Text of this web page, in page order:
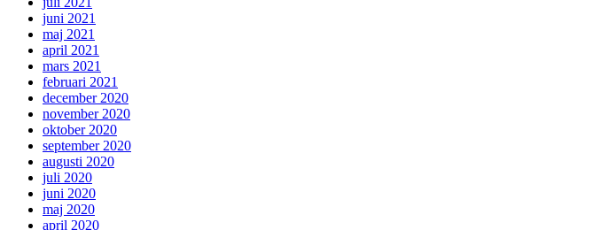
juni 2021
maj 2021
april 2021
mars 2021
februari 2021
december 2020
november 2020
oktober 2020
september 2020
augusti 2020
juli 2020
juni 2020
maj 2020
april 2020